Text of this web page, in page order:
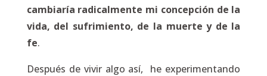
cambiaría radicalmente mi concepción de la
vida, del sufrimiento, de la muerte y de la
fe.
Después de vivir algo así, he experimentando